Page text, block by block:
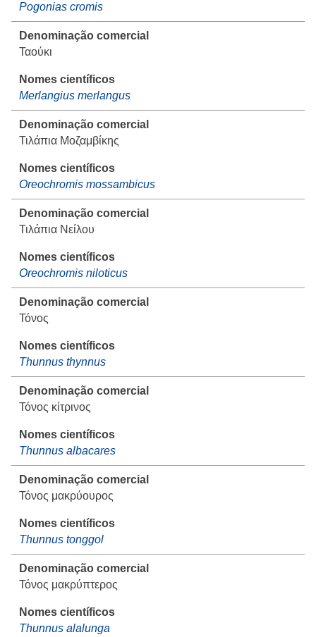
Pogonias cromis
Ταούκι
Merlangius merlangus
Τιλάπια Μοζαμβίκης
Oreochromis mossambicus
Τιλάπια Νείλου
Oreochromis niloticus
Τόνος
Thunnus thynnus
Τόνος κίτρινος
Thunnus albacares
Τόνος μακρύουρος
Thunnus tonggol
Τόνος μακρύπτερος
Thunnus alalunga